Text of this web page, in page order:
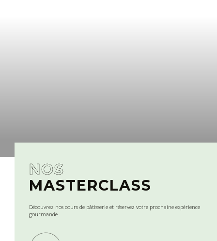
NOS
MASTERCLASS
Découvrez nos cours de pâtisserie et réservez votre prochaine expérience
gourmande.